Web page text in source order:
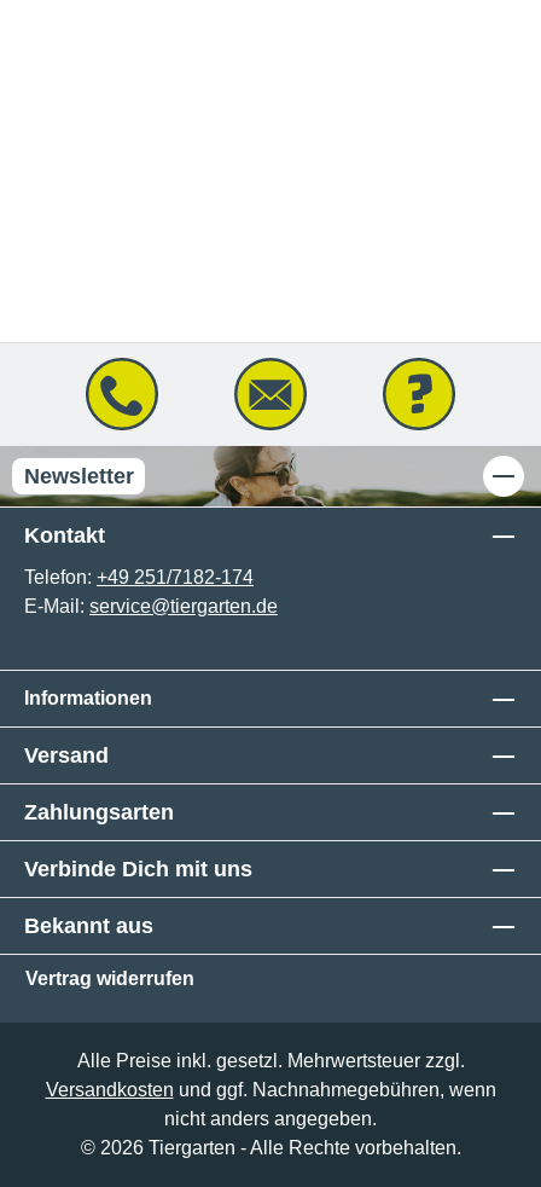
Newsletter
Kontakt
Telefon: +49 251/7182-174
E-Mail: service@tiergarten.de
Informationen
Versand
Zahlungsarten
Verbinde Dich mit uns
Bekannt aus
Vertrag widerrufen
Alle Preise inkl. gesetzl. Mehrwertsteuer zzgl.
Versandkosten und ggf. Nachnahmegebühren, wenn
nicht anders angegeben.
© 2026 Tiergarten - Alle Rechte vorbehalten.